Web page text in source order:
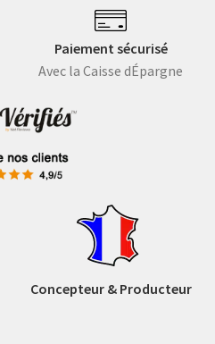
Paiement sécurisé
Avec la Caisse dÉpargne
Concepteur & Producteur